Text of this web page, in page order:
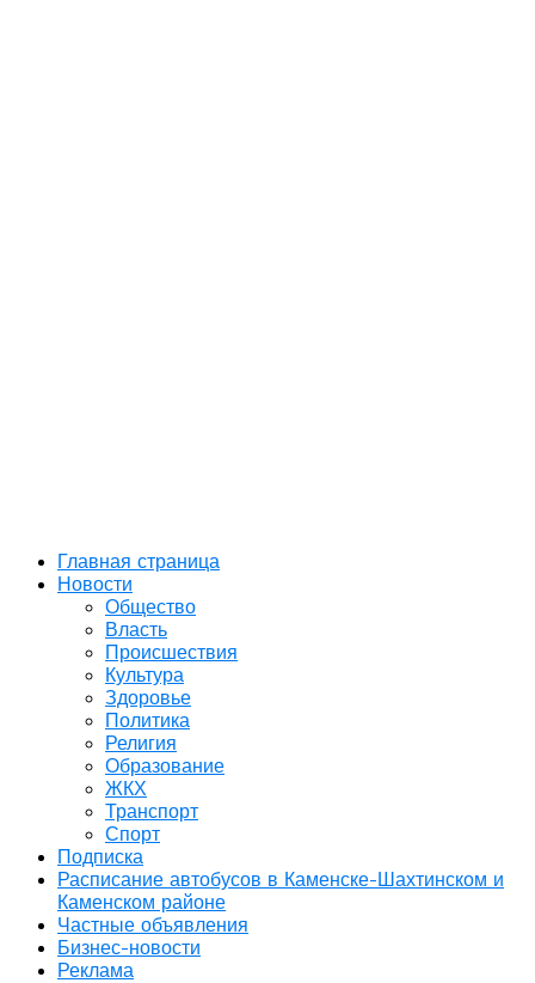
Главная страница
Новости
Общество
Власть
Происшествия
Культура
Здоровье
Политика
Религия
Образование
ЖКХ
Транспорт
Спорт
Подписка
Расписание автобусов в Каменске-Шахтинском и
Каменском районе
Частные объявления
Бизнес-новости
Реклама